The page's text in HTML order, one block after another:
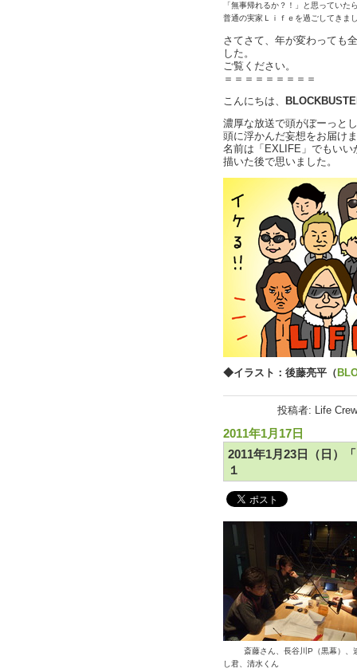
「無事帰れるか？！」と思っていた
普通の実家Ｌｉｆｅを過ごしてきま
さてさて、年が変わっても
した。
ご覧ください。
＝＝＝＝＝＝＝＝＝
こんにちは、
濃厚な放送で頭がぼーっと
頭に浮かんだ妄想をお届け
名前は「EXLIFE」でもいい
描いた後で思いました。
◆イラスト：後藤亮平（
投稿者: Life
2011年1月17日
2011年1月23日（日）
１
斎藤さん、長谷川P（
し君、清水くん